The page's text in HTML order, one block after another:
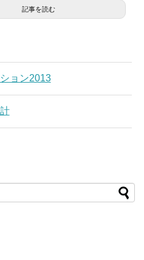
記事を読む
ョン2013